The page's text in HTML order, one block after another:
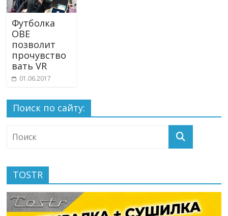
Футболка
OBE
позволит
прочувство
вать VR
01.06.2017
Поиск по сайту:
TOSTR